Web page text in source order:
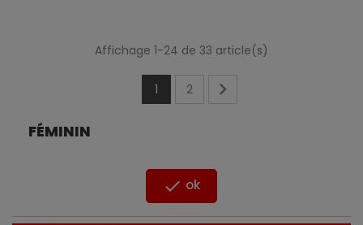
Affichage 1-24 de 33 article(s)
1 2 
FÉMININ
 ok